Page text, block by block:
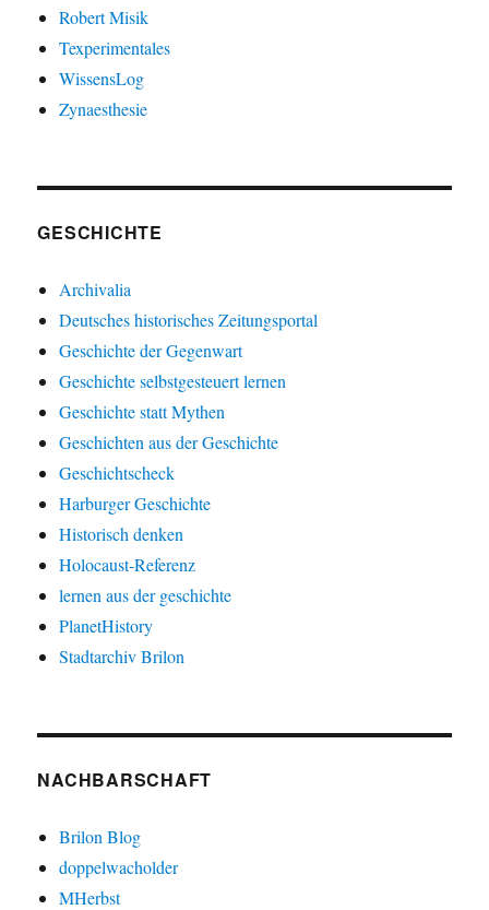
Robert Misik
Texperimentales
WissensLog
Zynaesthesie
GESCHICHTE
Archivalia
Deutsches historisches Zeitungsportal
Geschichte der Gegenwart
Geschichte selbstgesteuert lernen
Geschichte statt Mythen
Geschichten aus der Geschichte
Geschichtscheck
Harburger Geschichte
Historisch denken
Holocaust-Referenz
lernen aus der geschichte
PlanetHistory
Stadtarchiv Brilon
NACHBARSCHAFT
Brilon Blog
doppelwacholder
MHerbst